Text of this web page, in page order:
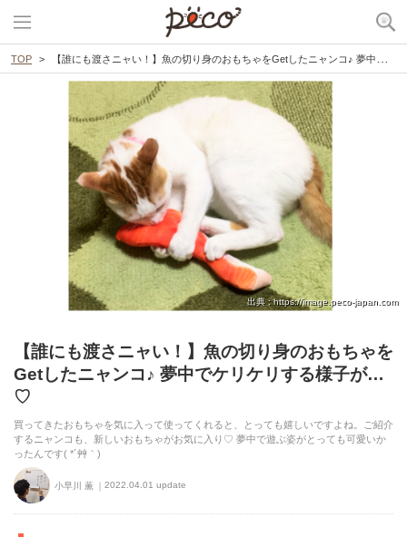
TOP 【誰にも渡さニャい！】魚の切り身のおもちゃをGetしたニャンコ♪ 夢中でケリケリする様子が…♡
出典 : https://image.peco-japan.com
【誰にも渡さニャい！】魚の切り身のおもちゃを
Getしたニャンコ♪ 夢中でケリケリする様子が…
♡
買ってきたおもちゃを気に入って使ってくれると、とっても嬉しいですよね。ご紹介
するニャンコも、新しいおもちゃがお気に入り♡ 夢中で遊ぶ姿がとっても可愛いか
ったんです( *´艸｀)
小早川 薫 2022.04.01 update